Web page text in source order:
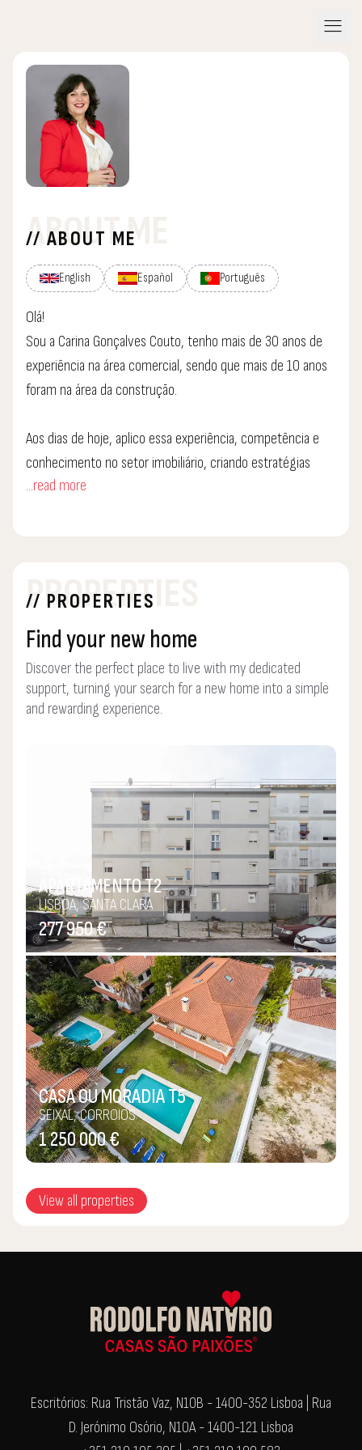
menu
// ABOUT ME
ABOUT ME
English Español Português
Olá!
Sou a Carina Gonçalves Couto, tenho mais de 30 anos de
experiência na área comercial, sendo que mais de 10 anos
foram na área da construção.
Aos dias de hoje, aplico essa experiência, competência e
conhecimento no setor imobiliário, criando estratégias
personalizadas para cada cliente, regidas por valores, tais
cliente.
...read more
// PROPERTIES
PROPERTIES
Find your new home
Discover the perfect place to live with my dedicated
support, turning your search for a new home into a simple
and rewarding experience.
APARTAMENTO T2
LISBOA, SANTA CLARA
277 950 €
CASA OU MORADIA T5
SEIXAL, CORROIOS
1 250 000 €
View all properties
Escritórios: Rua Tristão Vaz, N10B - 1400-352 Lisboa | Rua
D. Jerónimo Osório, N10A - 1400-121 Lisboa